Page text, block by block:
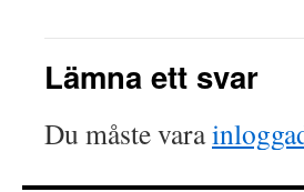
Lämna ett svar
Du måste vara